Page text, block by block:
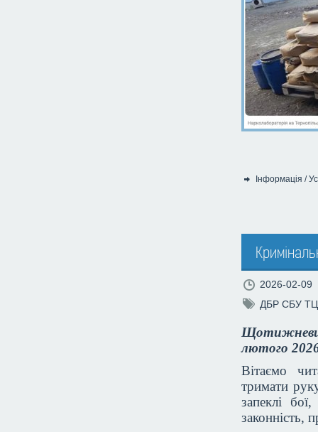
Категорія:
Інформація /
2026-02-09
ДБР СБУ
лютого
Вітаємо
тримати
запеклі
законність,